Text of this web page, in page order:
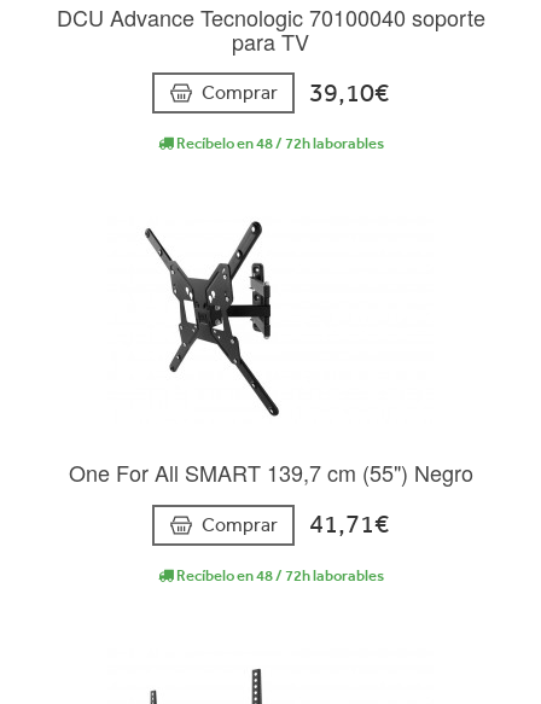
DCU Advance Tecnologic 70100040 soporte
para TV
Comprar 39,10€
Recíbelo en 48 / 72h laborables
One For All SMART 139,7 cm (55") Negro
Comprar 41,71€
Recíbelo en 48 / 72h laborables